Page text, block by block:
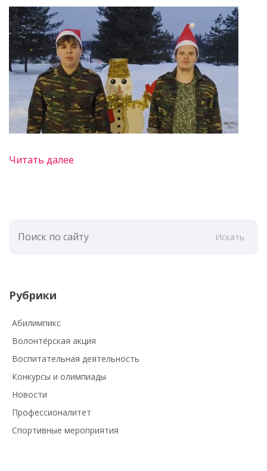
Читать далее
Искать
Рубрики
Абилимпикс
Волонтёрская акция
Воспитательная деятельность
Конкурсы и олимпиады
Новости
Профессионалитет
Спортивные мероприятия